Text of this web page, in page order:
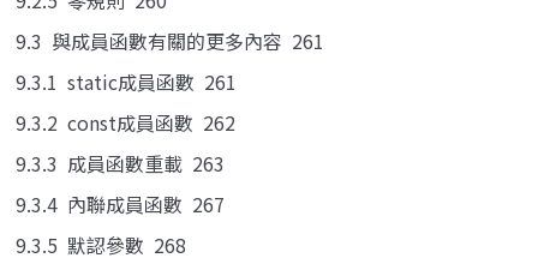
9.3 與成員函數有關的更多內容 261
9.3.1 static成員函數 261
9.3.2 const成員函數 262
9.3.3 成員函數重載 263
9.3.4 內聯成員函數 267
9.3.5 默認參數 268